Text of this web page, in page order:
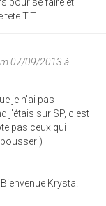
tete T.T
07/09/2013 à
je n'ai pas
j'étais sur SP, c'est
pas ceux qui
)
Krysta!